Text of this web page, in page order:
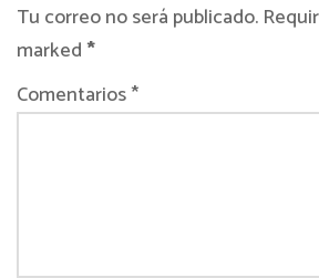
Tu correo no será publicado.
marked*
Comentarios *